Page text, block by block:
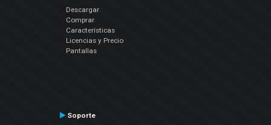
Descargar
Comprar
Características
Licencias y Precio
Pantallas
Soporte